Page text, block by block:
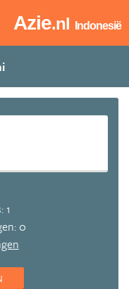
Azie.nl Indonesië
1
0